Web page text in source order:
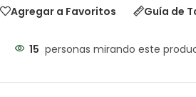
Agregar a Favoritos Guía de
15 personas mirando este